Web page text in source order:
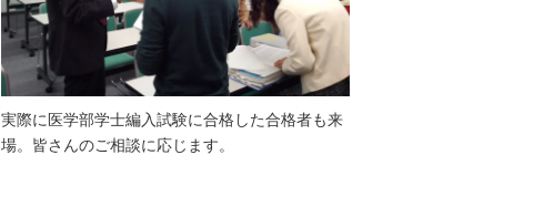
実際に医学部学士編入試験に合格した合格者も来
場。皆さんのご相談に応じます。